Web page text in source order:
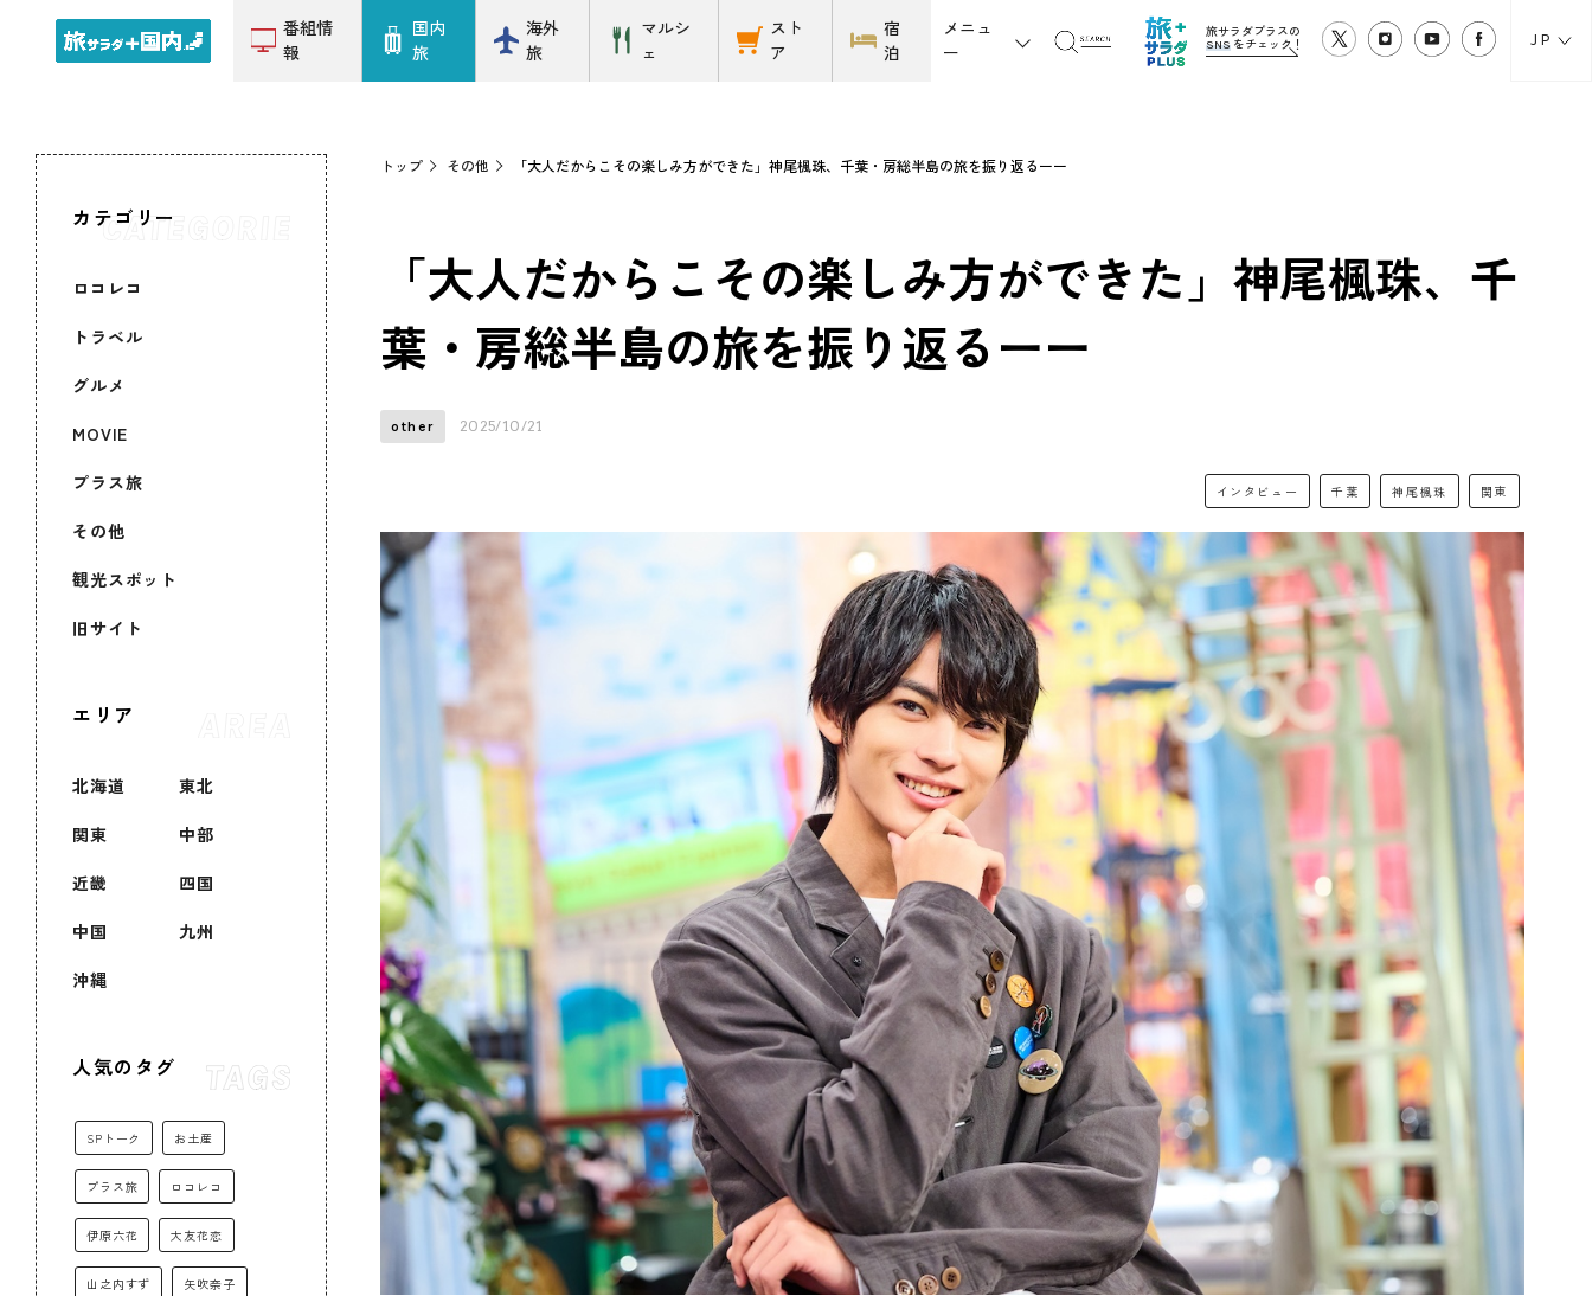
番組情
報
国内
旅
海外
旅
マルシ
ェ
スト
ア
宿
泊
メニュ
ー
旅サラダプラスの
SNS をチェック！ JP
カテゴリー
ロコレコ
トラベル
グルメ
MOVIE
プラス旅
その他
観光スポット
旧サイト
エリア
北海道 東北
関東 中部
近畿 四国
中国 九州
沖縄
人気のタグ
SPトーク お土産
プラス旅 ロコレコ
伊原六花 大友花恋
山之内すず 矢吹奈子
トップ その他 「大人だからこその楽しみ方ができた」神尾楓珠、千葉・房総半島の旅を振り返るーー
「大人だからこその楽しみ方ができた」神尾楓珠、千
葉・房総半島の旅を振り返るーー
other 2025/10/21
インタビュー 千葉 神尾楓珠 関東